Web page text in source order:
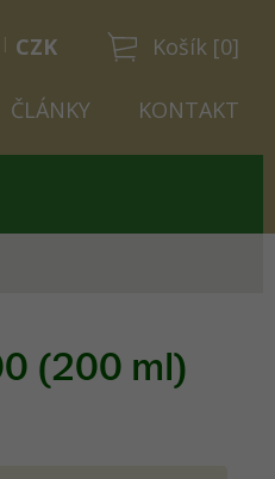
Košík [0]
CZK
ČLÁNKY KONTAKT
(200 ml)